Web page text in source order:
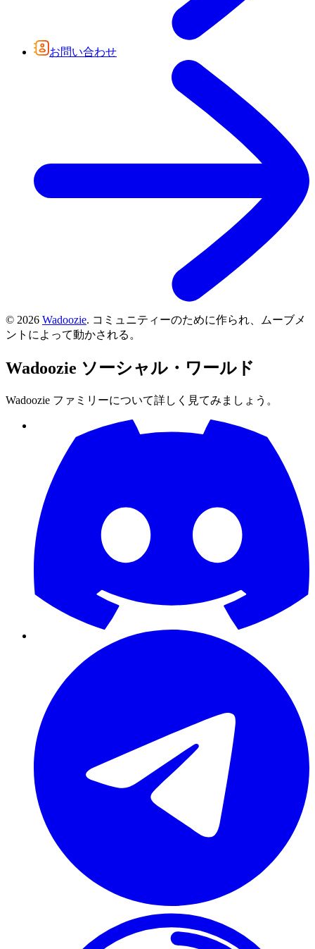
お問い合わせ
© 2026 Wadoozie. コミュニティーのために作られ、ムーブメ
ントによって動かされる。
Wadoozie ソーシャル・ワールド
Wadoozie ファミリーについて詳しく見てみましょう。